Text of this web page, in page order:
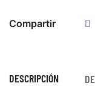
Compartir
DESCRIPCIÓN